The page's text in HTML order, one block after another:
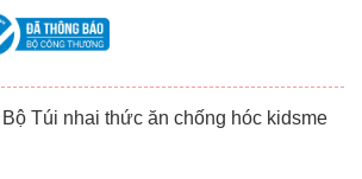
Bộ Túi nhai thức ăn chống hóc kidsme